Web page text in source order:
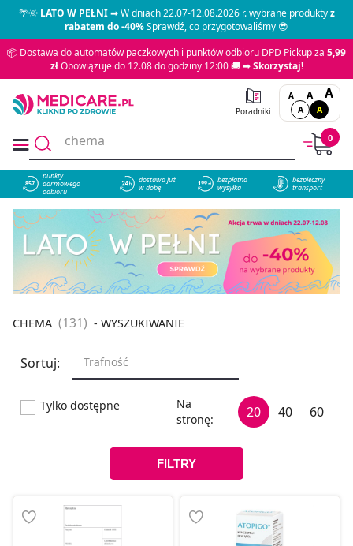
🌴🌞LATO W PEŁNI➡ W dniach 22.07-12.08.2026 r. wybrane produktyz
rabatem do -40%Sprawdź, co przygotowaliśmy 😎
📦 Dostawa do automatów paczkowych i punktów odbioru DPD Pickup za 5,99
złObowiązuje do 12.08 do godziny 12:00 🚚 ➡Skorzystaj!
Poradniki
A A A
A A
0
857
punkty
darmowego
odbioru
dostawa już
w dobę
bezpłatna
wysyłka
bezpieczny
transport
CHEMA (131) - WYSZUKIWANIE
Trafność
Tylko dostępne 20 40 60
FILTRY